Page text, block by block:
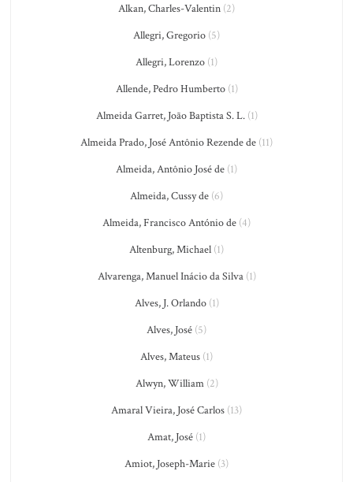
Alkan, Charles-Valentin (2)
Allegri, Gregorio (5)
Allegri, Lorenzo (1)
Allende, Pedro Humberto(1)
Almeida Garret, João Baptista S. L.(1)
Almeida Prado, José Antônio Rezende de (11)
Almeida, Antônio José de (1)
Almeida, Cussy de (6)
Almeida, Francisco António de (4)
Altenburg, Michael (1)
Alvarenga, Manuel Inácio da Silva(1)
Alves, J. Orlando(1)
Alves, José (5)
Alves, Mateus (1)
Alwyn, William(2)
Amaral Vieira, José Carlos (13)
Amat, José (1)
Amiot, Joseph-Marie (3)